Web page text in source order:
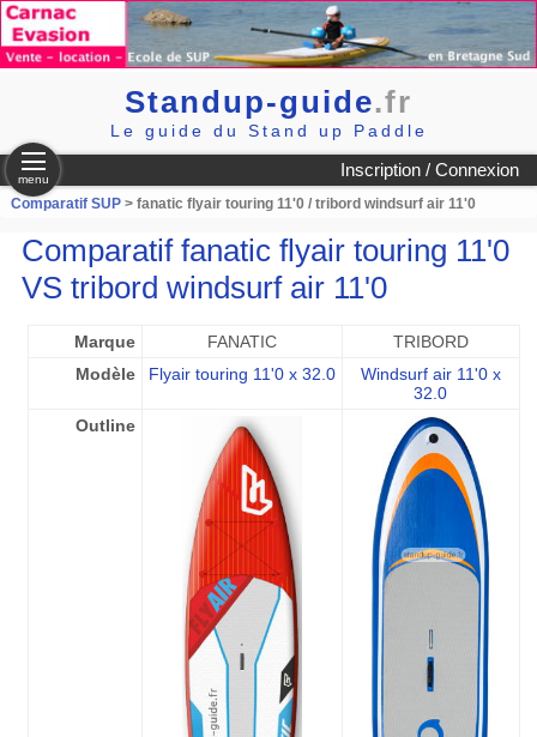
Standup-guide.fr
Le guide du Stand up Paddle
Inscription / Connexion
menu
Comparatif SUP > fanatic flyair touring 11'0 / tribord windsurf air 11'0
Comparatif fanatic flyair touring 11'0
VS tribord windsurf air 11'0
Marque FANATIC
TRIBORD
Modèle
Flyair touring 11'0 x 32.0
Windsurf air 11'0 x
32.0
Outline